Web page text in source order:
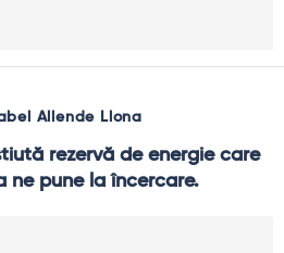
Allende Llona
rezervă de energie care
ne pune la încercare.